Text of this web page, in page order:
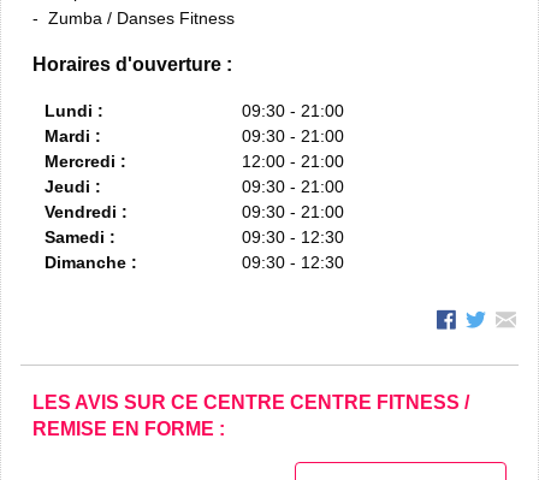
Zumba / Danses Fitness
Horaires d'ouverture :
Lundi :
09:30 - 21:00
Mardi :
09:30 - 21:00
Mercredi :
12:00 - 21:00
Jeudi :
09:30 - 21:00
Vendredi :
09:30 - 21:00
Samedi :
09:30 - 12:30
Dimanche :
09:30 - 12:30
LES AVIS SUR CE CENTRE CENTRE FITNESS /
REMISE EN FORME :